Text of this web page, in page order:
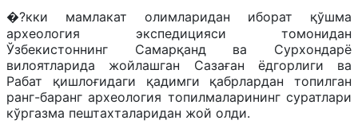
�?кки мамлакат олимларидан иборат қўшма
археология экспедицияси томонидан
Ўзбекистоннинг Самарқанд ва Сурхондарё
вилоятларида жойлашган Сазаған ёдгорлиги ва
Рабат қишлоғидаги қадимги қабрлардан топилган
ранг-баранг археология топилмаларининг суратлари
кўргазма пештахталаридан жой олди.